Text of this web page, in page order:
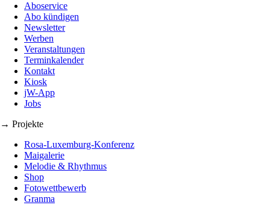
Aboservice
Abo kündigen
Newsletter
Werben
Veranstaltungen
Terminkalender
Kontakt
Kiosk
jW-App
Jobs
→ Projekte
Rosa-Luxemburg-Konferenz
Maigalerie
Melodie & Rhythmus
Shop
Fotowettbewerb
Granma